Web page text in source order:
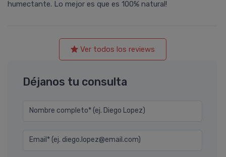
humectante. Lo mejor es que es 100% natural!
Ver todos los reviews
Déjanos tu consulta
Nombre completo* (ej. Diego Lopez)
Email* (ej. diego.lopez@email.com)